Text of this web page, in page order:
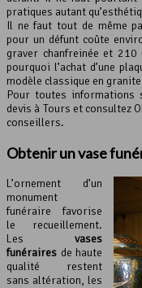
pratiques autant
Il ne faut tout de même
pour un défunt coûte
graver chanfreinée et 210
pourquoi l’achat d’une
modèle classique en
Pour toutes informations
devis à Tours et consultez
conseillers.
Obtenir un vase
L’ornement d’un
monument
funéraire favorise
le recueillement.
Les vases
funéraires de haute
qualité restent
sans altération, les